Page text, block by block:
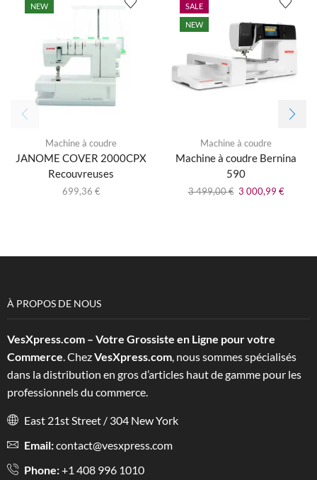
NEW
Machine à coudre
JANOME COVER 2000CPX
Recouvreuses
699,36 €
SALE
NEW
Machine à coudre
Machine à coudre Bernina
590
3 499,00€ 3 000,99 €
À PROPOS DE NOUS
VesXpress.com – Votre Grossiste en Ligne pour votre
Commerce. ChezVesXpress.com, nous sommes spécialisés
dans la distribution en gros d’articles haut de gamme pour les
professionnels du commerce.
East 21st Street / 304 New York
Email:contact@vesxpress.com
Phone:+1 408 996 1010